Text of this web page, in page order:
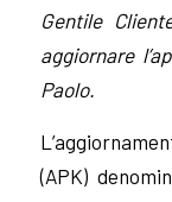
Gentile
aggiornare
Paolo.
(APK)